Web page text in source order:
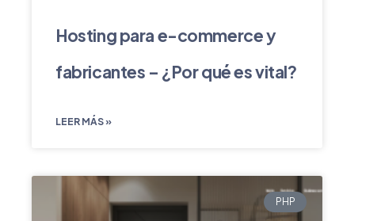
Hosting para e-commerce y
fabricantes – ¿Por qué es vital?
LEER MÁS »
PHP